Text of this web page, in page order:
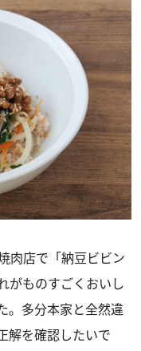
肉店で「納豆ビビン
がものすごくおいし
。多分本家と全然違
解を確認したいで